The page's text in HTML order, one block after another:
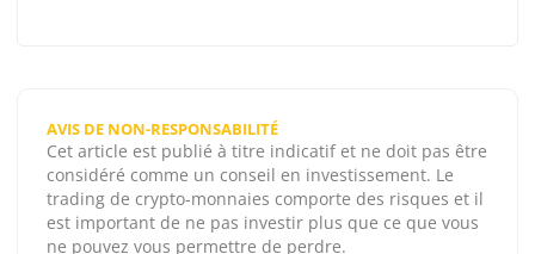
AVIS DE NON-RESPONSABILITÉ
Cet article est publié à titre indicatif et ne doit pas être
considéré comme un conseil en investissement. Le
trading de crypto-monnaies comporte des risques et il
est important de ne pas investir plus que ce que vous
ne pouvez vous permettre de perdre.